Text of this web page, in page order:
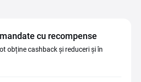
cu recompense
obține cashback și reduceri și în